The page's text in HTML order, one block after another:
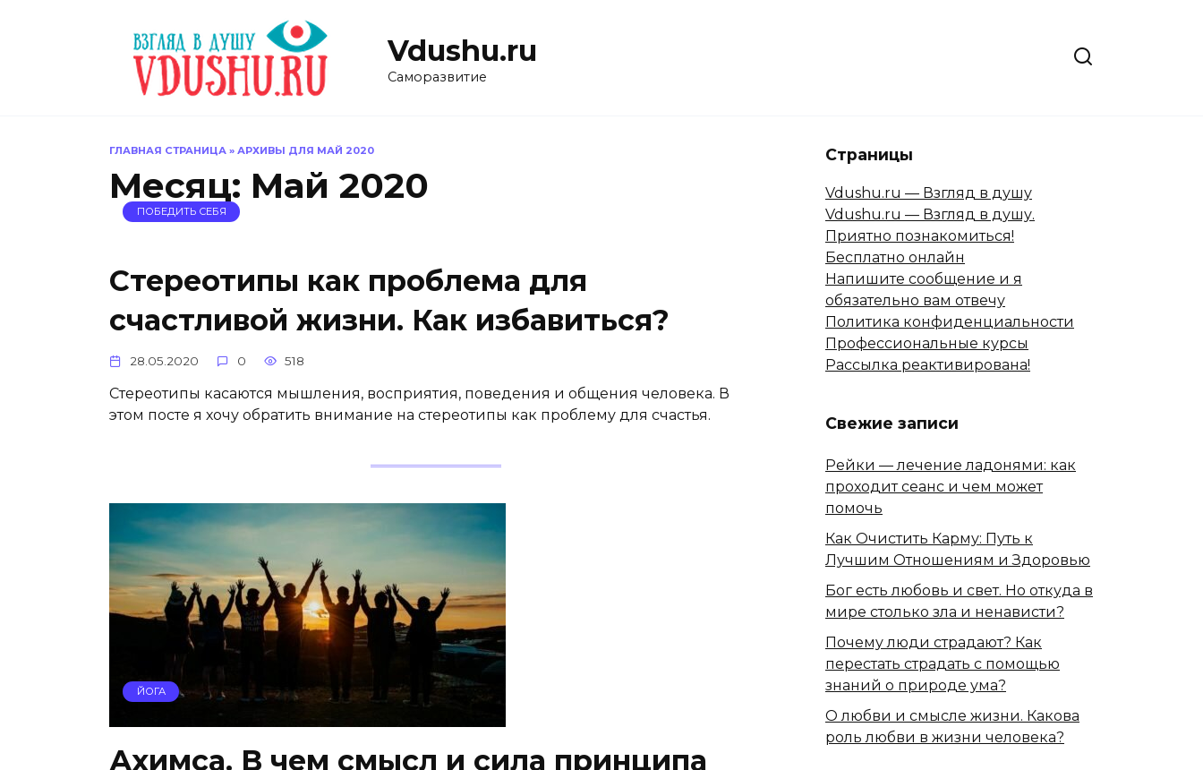
Vdushu.ru
Саморазвитие
ГЛАВНАЯ СТРАНИЦА » АРХИВЫ ДЛЯ МАЙ 2020
Месяц: Май 2020
ПОБЕДИТЬ СЕБЯ
Стереотипы как проблема для
счастливой жизни. Как избавиться?
28.05.2020 0 518
Стереотипы касаются мышления, восприятия, поведения и общения человека. В
этом посте я хочу обратить внимание на стереотипы как проблему для счастья.
ЙОГА
Ахимса. В чем смысл и сила принципа
Страницы
Vdushu.ru — Взгляд в душу
Vdushu.ru — Взгляд в душу.
Приятно познакомиться!
Бесплатно онлайн
Напишите сообщение и я
обязательно вам отвечу
Политика конфиденциальности
Профессиональные курсы
Рассылка реактивирована!
Свежие записи
Рейки — лечение ладонями: как
проходит сеанс и чем может
помочь
Как Очистить Карму: Путь к
Лучшим Отношениям и Здоровью
Бог есть любовь и свет. Но откуда в
мире столько зла и ненависти?
Почему люди страдают? Как
перестать страдать с помощью
знаний о природе ума?
О любви и смысле жизни. Какова
роль любви в жизни человека?